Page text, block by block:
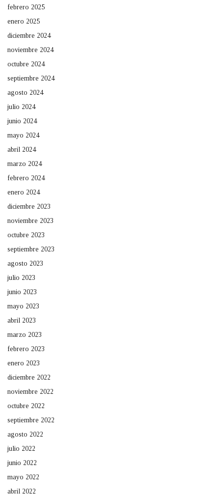
febrero 2025
enero 2025
diciembre 2024
noviembre 2024
octubre 2024
septiembre 2024
agosto 2024
julio 2024
junio 2024
mayo 2024
abril 2024
marzo 2024
febrero 2024
enero 2024
diciembre 2023
noviembre 2023
octubre 2023
septiembre 2023
agosto 2023
julio 2023
junio 2023
mayo 2023
abril 2023
marzo 2023
febrero 2023
enero 2023
diciembre 2022
noviembre 2022
octubre 2022
septiembre 2022
agosto 2022
julio 2022
junio 2022
mayo 2022
abril 2022